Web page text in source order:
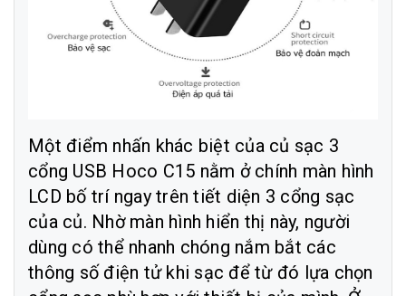
Một điểm nhấn khác biệt của củ sạc 3
cổng USB Hoco C15 nằm ở chính màn hình
LCD bố trí ngay trên tiết diện 3 cổng sạc
của củ. Nhờ màn hình hiển thị này, người
dùng có thể nhanh chóng nắm bắt các
thông số điện tử khi sạc để từ đó lựa chọn